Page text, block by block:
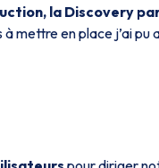
la Discovery
mettre en place j’ai